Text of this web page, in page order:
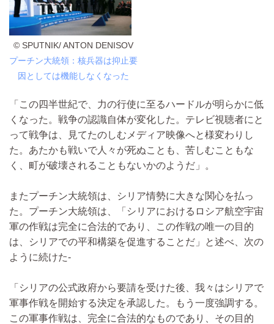
© SPUTNIK/ ANTON DENISOV
プーチン大統領：核兵器は抑止要
因としては機能しなくなった
「この四半世紀で、力の行使に至るハードルが明らかに低
くなった。戦争の認識自体が変化した。テレビ視聴者にと
って戦争は、見てたのしむメディア映像へと様変わりし
た。あたかも戦いで人々が死ぬことも、苦しむこともな
く、町が破壊されることもないかのようだ」。
またプーチン大統領は、シリア情勢に大きな関心を払っ
た。プーチン大統領は、「シリアにおけるロシア航空宇宙
軍の作戦は完全に合法的であり、この作戦の唯一の目的
は、シリアでの平和構築を促進することだ」と述べ、次の
ように続けた-
「シリアの公式政府から要請を受けた後、我々はシリアで
軍事作戦を開始する決定を承認した。もう一度強調する。
この軍事作戦は、完全に合法的なものであり、その目的